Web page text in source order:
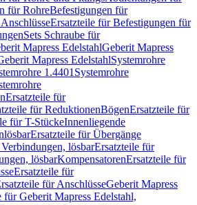
für RohreBefestigungen für
Ersatzteile für Befestigungen für
Sets Schraube für
Mapress EdelstahlGeberit Mapress
Mapress EdelstahlSystemrohre
1.4401 Systemrohre
Ersatzteile für
für ReduktionenBögenErsatzteile für
für T-StückeInnenliegende
Ersatzteile für Übergänge
lösbarErsatzteile für
lösbarKompensatorenErsatzteile für
Ersatzteile für
für AnschlüsseGeberit Mapress
für Geberit Mapress Edelstahl,